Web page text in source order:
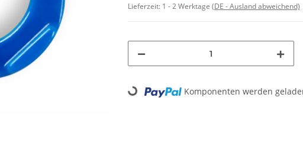
Lieferzeit: 1 - 2 Werktage (DE - Ausland abweichend)
Loading... Komponenten werden